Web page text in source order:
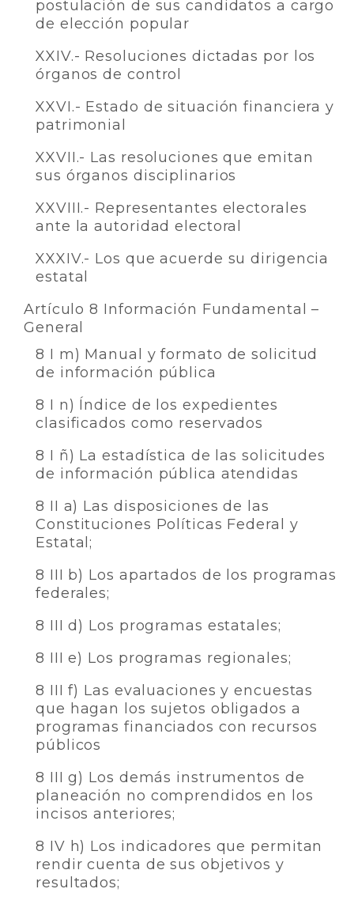
postulación de sus candidatos a cargo
de elección popular
XXIV.- Resoluciones dictadas por los
órganos de control
XXVI.- Estado de situación financiera y
patrimonial
XXVII.- Las resoluciones que emitan
sus órganos disciplinarios
XXVIII.- Representantes electorales
ante la autoridad electoral
XXXIV.- Los que acuerde su dirigencia
estatal
Artículo 8 Información Fundamental –
General
8 I m) Manual y formato de solicitud
de información pública
8 I n) Índice de los expedientes
clasificados como reservados
8 I ñ) La estadística de las solicitudes
de información pública atendidas
8 II a) Las disposiciones de las
Constituciones Políticas Federal y
Estatal;
8 III b) Los apartados de los programas
federales;
8 III d) Los programas estatales;
8 III e) Los programas regionales;
8 III f) Las evaluaciones y encuestas
que hagan los sujetos obligados a
programas financiados con recursos
públicos
8 III g) Los demás instrumentos de
planeación no comprendidos en los
incisos anteriores;
8 IV h) Los indicadores que permitan
rendir cuenta de sus objetivos y
resultados;